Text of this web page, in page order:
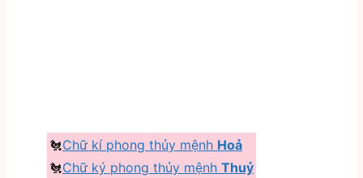
️🐔Chữ kí phong thủy mệnh Hoả
🐔Chữ ký phong thủy mệnh Thuỷ